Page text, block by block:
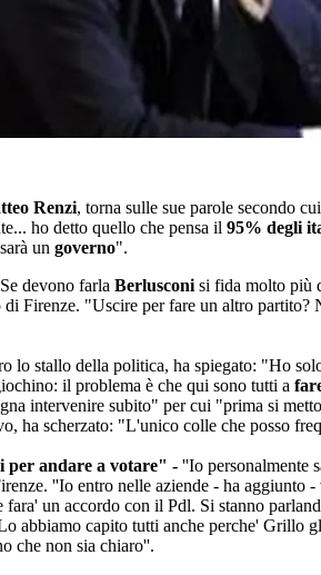
Renzi, torna sulle sue parole secondo
ho detto quello che pensa il 95% degli
un governo".
devono farla Berlusconi si fida molto più
Firenze. "Uscire per fare un altro partito?
lo stallo della politica, ha spiegato: "Ho
il problema è che qui sono tutti a
intervenire subito" per cui "prima si
ha scherzato: "L'unico colle che posso
per andare a votare" - ''Io personalmente
''Io entro nelle aziende - ha aggiunto
fara' un accordo con il Pdl. Si stanno
abbiamo capito tutti anche perche' Grillo
che non sia chiaro''.